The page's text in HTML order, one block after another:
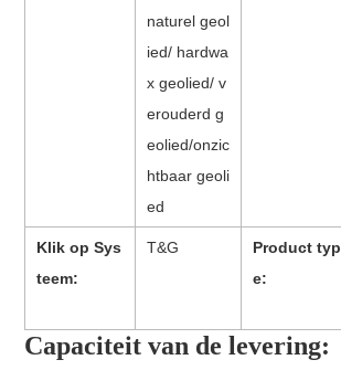
naturel geol
ied/ hardwa
x geolied/ v
erouderd g
eolied/onzic
htbaar geoli
ed
Klik op Sys
teem:
T&G
Product typ
e:
Capaciteit van de levering: